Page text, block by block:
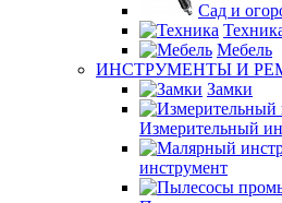
Сад и
Мебель
ИНСТРУМЕНТЫ И
Замки
Измерительный
инструмент